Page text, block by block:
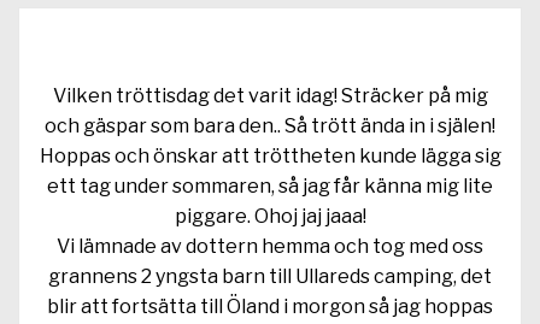
Vilken tröttisdag det varit idag! Sträcker på mig
och gäspar som bara den.. Så trött ända in i själen!
Hoppas och önskar att tröttheten kunde lägga sig
ett tag under sommaren, så jag får känna mig lite
piggare. Ohoj jaj jaaa!
Vi lämnade av dottern hemma och tog med oss
grannens 2 yngsta barn till Ullareds camping, det
blir att fortsätta till Öland i morgon så jag hoppas